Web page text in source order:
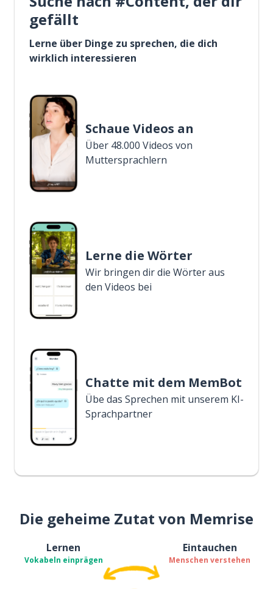
gefällt
Lerne über Dinge zu sprechen, die dich
wirklich interessieren
Schaue Videos an
Über 48.000 Videos von
Muttersprachlern
Lerne die Wörter
Wir bringen dir die Wörter aus
den Videos bei
Chatte mit dem MemBot
Übe das Sprechen mit unserem KI-
Sprachpartner
Die geheime Zutat von Memrise
Lernen
Vokabeln einprägen
Eintauchen
Menschen verstehen